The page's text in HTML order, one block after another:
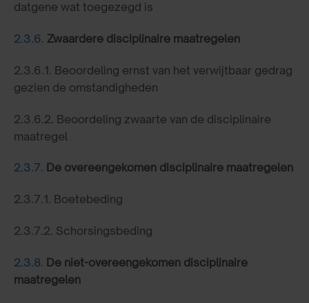
datgene wat toegezegd is
2.3.6. Zwaardere disciplinaire maatregelen
2.3.6.1. Beoordeling ernst van het verwijtbaar gedrag
gezien de omstandigheden
2.3.6.2. Beoordeling zwaarte van de disciplinaire
maatregel
2.3.7. De overeengekomen disciplinaire maatregelen
2.3.7.1. Boetebeding
2.3.7.2. Schorsingsbeding
2.3.8. De niet-overeengekomen disciplinaire
maatregelen